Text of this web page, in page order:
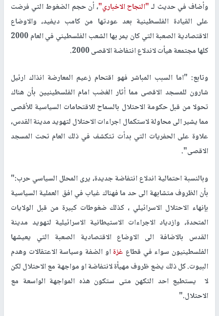
وأضاف في حديث لـ"النجاح الاخباري"، أن حجم الضغوط التي فرضت
على القيادة الفلسطينية بعد عودتها من كامب ديفيد، والاوضاع
الاقتصادية الصعبة التي كان يمر بها الشعب الفلسطيني في العام 2000
كلها مجتمعة هيأت لاندلاع انتفاضة الاقصى 2000.
وتابع: "اما السبب المباشر فهو اقتحام زعيم المعارضة انذاك ارئيل
شارون للمسجد الاقصى مما أثار الغضب امام الفلسطينيين بأن هناك
تحولا من قبل حكومة الاحتلال بالسماح للاقتحامات السياسية للأقصى
مما يشير الى محاولة لاستكمال اجراءات الاحتلال لتهويد مدينة القدس،
علاوة على الحفريات التي بدأت تتكشف في ذلك العام تحت المسجد
الاقصى".
وبالنسبة احتمالية اندلاع انتفاضة جديدة، يرى المحلل السياسي حرب:"
بأن الظروف متشابهة الى حد ما فهناك غياب في افق العملية السياسية
بإنهاء الاحتلال الاسرائيلي ، كذلك ضغوطات كبيرة من قبل الولايات
المتحدة، وازدياد الاجراءات الاستيطانية الاسرائيلية لتهويد مدينة
القدس بالاضافة الى الاوضاع الاقتصادية الصعبة التي يعيشها
الفلسطينيون سواء في قطاع غزةاو الضفة وسياسة الاعتقالات وهدم
البيوت. كل ذلك يضع ظروف مهيأة لانتفاضة او مواجهة مع الاحتلال لكن
لا يستطيع احد التكهن متى ستكون هذه المواجهة الواسعة مع
الاحتلال."